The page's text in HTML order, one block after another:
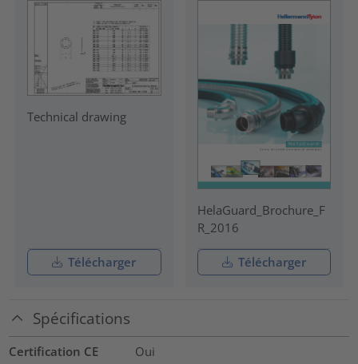
Technical drawing
Télécharger
HelaGuard_Brochure_F
R_2016
Télécharger
Spécifications
Certification CE
Oui